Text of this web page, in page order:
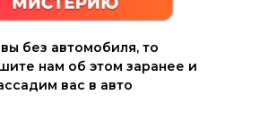
без автомобиля, то
нам об этом заранее и
вас в авто